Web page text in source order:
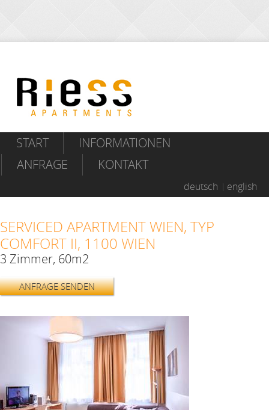
START
INFORMATIONEN
ANFRAGE
KONTAKT
deutsch english
SERVICED APARTMENT WIEN, TYP
COMFORT II, 1100 WIEN
3 Zimmer, 60m2
ANFRAGE SENDEN